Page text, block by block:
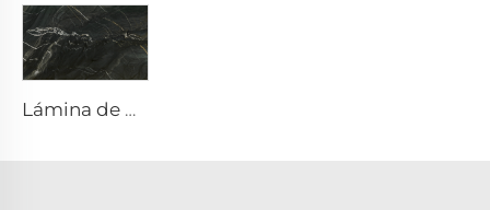
Lámina de piedra exótica de cuarcita natural Black Storm